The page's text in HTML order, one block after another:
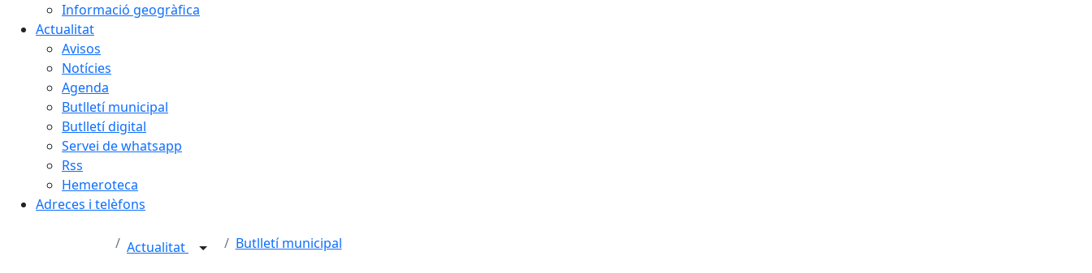
Informació geogràfica
Actualitat
Avisos
Notícies
Agenda
Butlletí municipal
Butlletí digital
Servei de whatsapp
Rss
Hemeroteca
Adreces i telèfons
Actualitat Butlletí municipal